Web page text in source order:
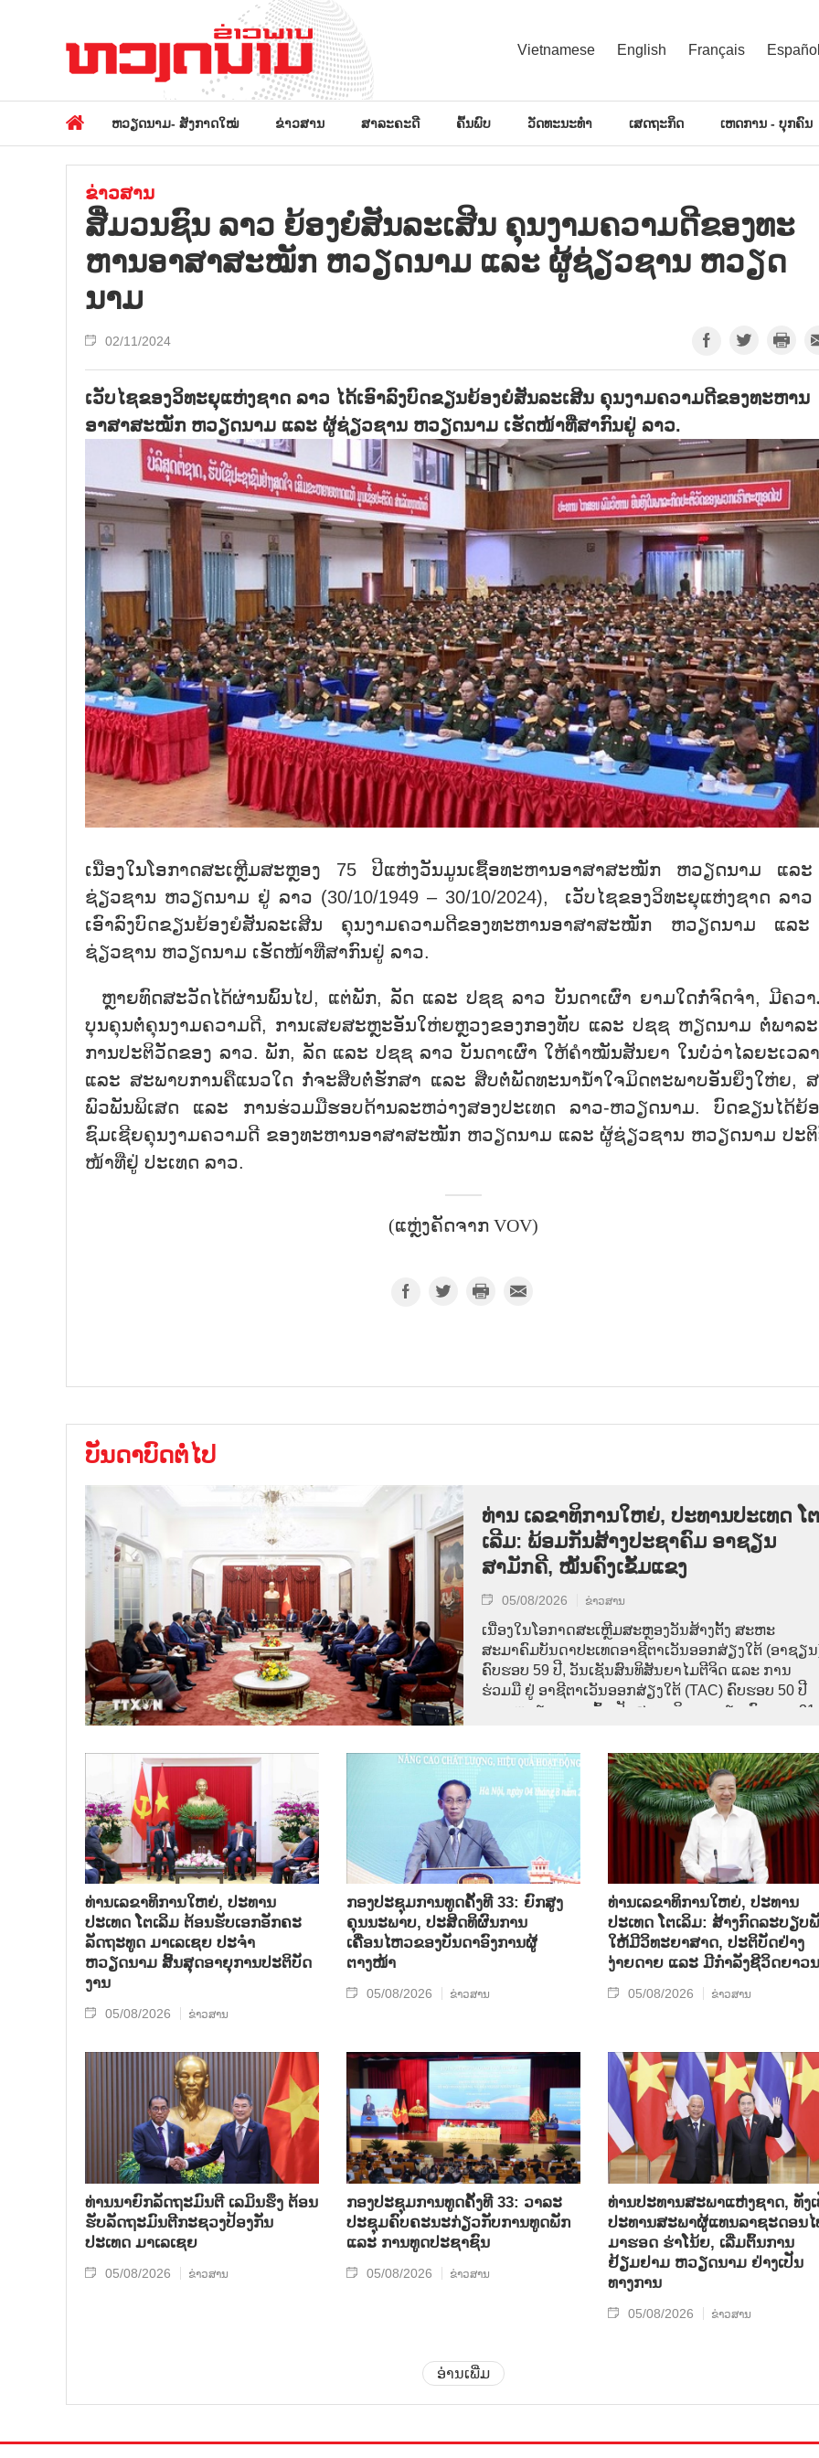
Vietnamese English Français
ຫວຽດນາມ- ສັງກາດໃໝ່ ຂ່າວສານ ສາລະຄະດີ ຄົ້ນພົບ ວັດທະນະທຳ ເສດຖະກິດ ເຫດການ - ບຸກຄົນ
ຂ່າວສານ
ສື່ມວນ​ຊົນ ​ລາວ​ ຍ້ອງ​ຍໍ​ສັນ​ລະ​ເສີນ ​ຄຸນ​ງາມ​ຄວາມ​ດີຂອງ​ທະ​
ຫານ​ອາ​ສາ​ສະ​ໝັກ ຫວຽດ​ນາມ ແລະ ຜູ້​ຊ່ຽວ​ຊານ ຫວຽດ​
ນາມ
02/11/2024
ເວັບໄຊຂອງວິທະຍຸແຫ່ງຊາດ ລາວ ໄດ້ເອົາລົງບົດຂຽນຍ້ອງຍໍສັນລະເສີນ ຄຸນງາມຄວາມດີຂອງທະຫານ
ອາສາສະໝັກ ຫວຽດນາມ ແລະ ຜູ້ຊ່ຽວຊານ ຫວຽດນາມ ເຮັດໜ້າທີ່ສາກົນຢູ່ ລາວ.
ເນື່ອງໃນໂອກາດສະເຫຼີມສະຫຼອງ 75 ປີແຫ່ງວັນມູນເຊື້ອທະຫານອາສາສະໝັກ ຫວຽດນາມ ແລ
ຊ່ຽວຊານ ຫວຽດນາມ ຢູ່ ລາວ (30/10/1949 – 30/10/2024), ເວັບໄຊຂອງວິທະຍຸແຫ່ງຊາດ ລາວ
ເອົາລົງບົດຂຽນຍ້ອງຍໍສັນລະເສີນ ຄຸນງາມຄວາມດີຂອງທະຫານອາສາສະໝັກ ຫວຽດນາມ ແລ
ຊ່ຽວຊານ ຫວຽດນາມ ເຮັດໜ້າທີ່ສາກົນຢູ່ ລາວ.
ຫຼາຍທົດສະວັດໄດ້ຜ່ານພົ້ນໄປ, ແຕ່ພັກ, ລັດ ແລະ ປຊຊ ລາວ ບັນດາເຜົ່າ ຍາມໃດກໍ່ຈົດຈຳ, ມີຄວ
ບຸນຄຸນຕໍ່ຄຸນງາມຄວາມດີ, ການເສຍສະຫຼະອັນໃຫ່ຍຫຼວງຂອງກອງທັບ ແລະ ປຊຊ ຫຽດນາມ ຕໍ່ພາລ
ການປະຕິວັດຂອງ ລາວ. ພັກ, ລັດ ແລະ ປຊຊ ລາວ ບັນດາເຜົ່າ ໃຫ້ຄຳໝັນສັນຍາ ໃນບໍ່ວ່າໄລຍະເວລ
ແລະ ສະພາບການຄືແນວໃດ ກໍ່ຈະສືບຕໍ່ຮັກສາ ແລະ ສືບຕໍ່ພັດທະນານ້ຳໃຈມິດຕະພາບອັນຍິ່ງໃຫ່ຍ,
ພົວພັນພິເສດ ແລະ ການຮ່ວມມືຮອບດ້ານລະຫວ່າງສອງປະເທດ ລາວ-ຫວຽດນາມ. ບົດຂຽນໄດ້ຍ້
ຊົມເຊີຍຄຸນງາມຄວາມດີ ຂອງທະຫານອາສາສະໝັກ ຫວຽດນາມ ແລະ ຜູ້ຊ່ຽວຊານ ຫວຽດນາມ ປະ
ໜ້າທີ່ຢູ່ ປະເທດ ລາວ.
(ແຫຼ່ງຄັດຈາກ VOV)
ບັນດາບົດຕໍ່ໄປ
ທ່ານ ເລຂາທິການໃຫຍ່, ປະທານປະເທດ ໂຕ
ເລີມ: ພ້ອມກັນສ້າງປະຊາຄົມ ອາຊຽນ
ສາມັກຄີ, ໝັ້ນຄົງເຂັ້ມແຂງ
05/08/2026 ຂ່າວສານ
ເນື່ອງໃນໂອກາດສະເຫຼີມສະຫຼອງວັນສ້າງຕັ້ງ ສະຫະ
ສະມາຄົມບັນດາປະເທດອາຊີຕາເວັນອອກສ່ຽງໃຕ້ (ອາຊຽ
ຄົບຮອບ 59 ປີ, ວັນເຊັນສົນທິສັນຍາໄມຕີຈິດ ແລະ ການ
ຮ່ວມມື ຢູ່ ອາຊີຕາເວັນອອກສ່ຽງໃຕ້ (TAC) ຄົບຮອບ 50 ປີ
ແລະ ຫວຽດນາມ ເຂົ້າເປັນສະມາຊິກ ອາຊຽນ ຄົບຮອບ 31
ທ່ານເລຂາທິການໃຫຍ່, ປະທານ
ປະເທດ ໂຕເລິມ ຕ້ອນຮັບເອກອັກຄະ
ລັດຖະທູດ ມາເລເຊຍ ປະຈຳ
ຫວຽດນາມ ສິ້ນສຸດອາຍຸການປະຕິບັດ
ງານ
05/08/2026 ຂ່າວສານ
ກອງປະຊຸມການທູດຄັ້ງທີ 33: ຍົກສູງ
ຄຸນນະພາບ, ປະສິດທິຜົນການ
ເຄື່ອນໄຫວຂອງບັນດາອົງການຜູ້
ຕາງໜ້າ
05/08/2026 ຂ່າວສານ
ທ່ານເລຂາທິການໃຫຍ່, ປະທານ
ປະເທດ ໂຕເລິມ: ສ້າງກົດລະບຽບ
ໃຫ້ມີວິທະຍາສາດ, ປະຕິບັດຢ່າງ
ງ່າຍດາຍ ແລະ ມີກຳລັງຊີວິດຍາວ
05/08/2026 ຂ່າວສານ
ທ່ານນາຍົກລັດຖະມົນຕີ ເລມິນຮຶງ ຕ້ອນ
ຮັບລັດຖະມົນຕີກະຊວງປ້ອງກັນ
ປະເທດ ມາເລເຊຍ
05/08/2026 ຂ່າວສານ
ກອງປະຊຸມການທູດຄັ້ງທີ 33: ວາລະ
ປະຊຸມຄົບຄະນະກ່ຽວກັບການທູດພັກ
ແລະ ການທູດປະຊາຊົນ
05/08/2026 ຂ່າວສານ
ທ່ານປະທານສະພາແຫ່ງຊາດ, ທັງ
ປະທານສະພາຜູ້ແທນລາຊະດອນໄ
ມາຮອດ ຮ່າໂນ້ຍ, ເລີ່ມຕົ້ນການ
ຢ້ຽມຢາມ ຫວຽດນາມ ຢ່າງເປັນ
ທາງການ
05/08/2026 ຂ່າວສານ
ອ່ານເພີ່ມ